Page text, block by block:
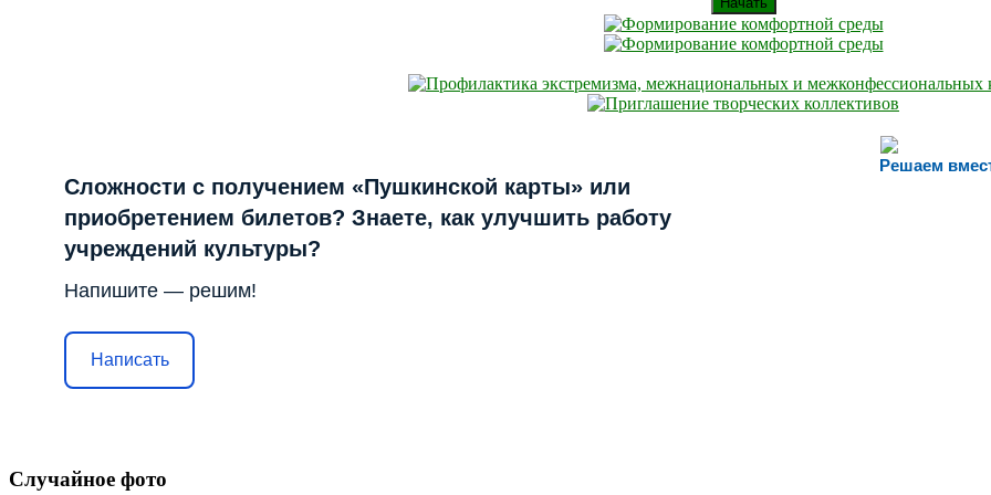
Решаем
Сложности с получением «Пушкинской карты» или
приобретением билетов? Знаете, как улучшить работу
учреждений культуры?
Напишите — решим!
Написать
Случайное фото